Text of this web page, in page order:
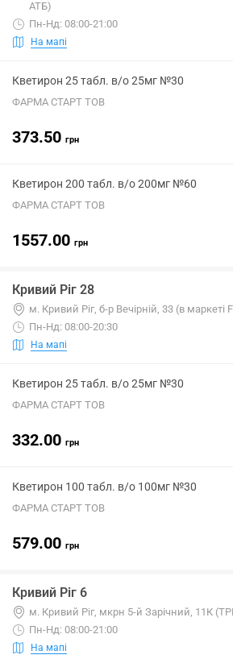
АТБ)
Пн-Нд: 08:00-21:00
На мапі
Кветирон 25 табл. в/о 25мг №30
ФАРМА СТАРТ ТОВ
373.50 грн
Кветирон 200 табл. в/о 200мг №60
ФАРМА СТАРТ ТОВ
1557.00 грн
Кривий Ріг 28
м. Кривий Ріг, б-р Вечірній, 33 (в маркеті
Пн-Нд: 08:00-20:30
На мапі
Кветирон 25 табл. в/о 25мг №30
ФАРМА СТАРТ ТОВ
332.00 грн
Кветирон 100 табл. в/о 100мг №30
ФАРМА СТАРТ ТОВ
579.00 грн
Кривий Ріг 6
м. Кривий Ріг, мкрн 5-й Зарічний, 11К
Пн-Нд: 08:00-21:00
На мапі